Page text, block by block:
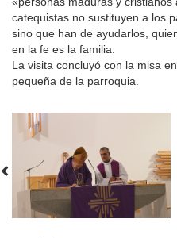
catequistas no sustituyen a los
sino que han de ayudarlos,
en la fe es la familia.
La visita concluyó con la misa
pequeña de la parroquia.